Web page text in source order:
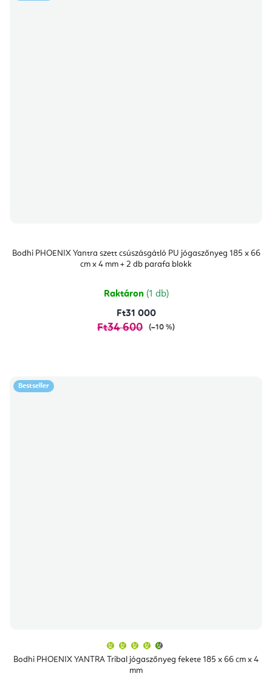
Bodhi PHOENIX Yantra szett csúszásgátló PU jógaszőnyeg 185 x 66
cm x 4 mm + 2 db parafa blokk
Raktáron (1 db)
Ft31 000
Ft34 600 (–10 %)
Bestseller
Bodhi PHOENIX YANTRA Tribal jógaszőnyeg fekete 185 x 66 cm x 4
mm
átlagos
értékelése